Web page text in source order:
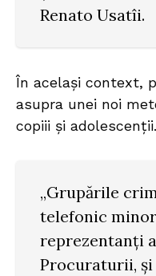
Renato Usatîi.
În același context,
asupra unei noi
copiii și adolescenții.
„Grupările
telefonic
reprezentanți
Procuraturii, și